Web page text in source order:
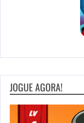
JOGUE AGORA!